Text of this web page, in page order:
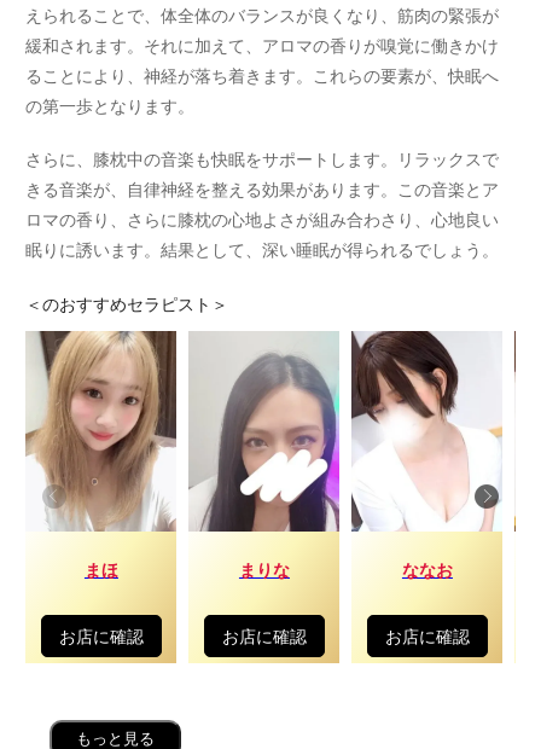
えられることで、体全体のバランスが良くなり、筋肉の緊張が
緩和されます。それに加えて、アロマの香りが嗅覚に働きかけ
ることにより、神経が落ち着きます。これらの要素が、快眠へ
の第一歩となります。
さらに、膝枕中の音楽も快眠をサポートします。リラックスで
きる音楽が、自律神経を整える効果があります。この音楽とア
ロマの香り、さらに膝枕の心地よさが組み合わさり、心地良い
眠りに誘います。結果として、深い睡眠が得られるでしょう。
＜のおすすめセラピスト＞
まほ
お店に確認
まりな
お店に確認
ななお
お店に確認
もっと見る